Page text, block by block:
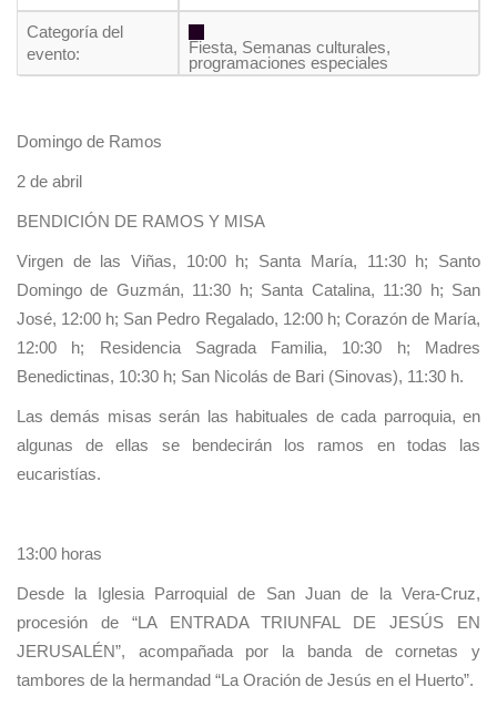
Categoría del
evento:
Fiesta, Semanas culturales,
programaciones especiales
Domingo de Ramos
2 de abril
BENDICIÓN DE RAMOS Y MISA
Virgen de las Viñas, 10:00 h; Santa María, 11:30 h; Santo
Domingo de Guzmán, 11:30 h; Santa Catalina, 11:30 h; San
José, 12:00 h; San Pedro Regalado, 12:00 h; Corazón de María,
12:00 h; Residencia Sagrada Familia, 10:30 h; Madres
Benedictinas, 10:30 h; San Nicolás de Bari (Sinovas), 11:30 h.
Las demás misas serán las habituales de cada parroquia, en
algunas de ellas se bendecirán los ramos en todas las
eucaristías.
13:00 horas
Desde la Iglesia Parroquial de San Juan de la Vera-Cruz,
procesión de “LA ENTRADA TRIUNFAL DE JESÚS EN
JERUSALÉN”, acompañada por la banda de cornetas y
tambores de la hermandad “La Oración de Jesús en el Huerto”.